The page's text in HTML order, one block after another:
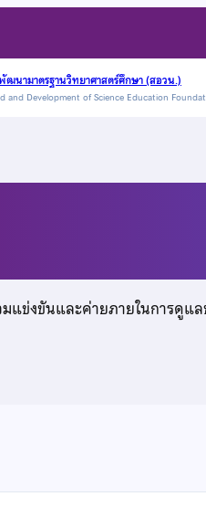
ฒนามาตรฐานวิทยาศาสตร์ศึกษา (สอวน.)
and Development of Science Education
แข่งขันและค่ายภายในการดูแ